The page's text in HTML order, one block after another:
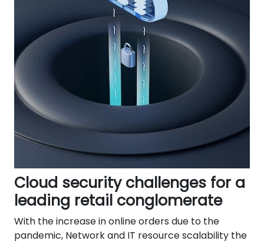
Cloud security challenges for a
leading retail conglomerate
With the increase in online orders due to the
pandemic, Network and IT resource scalability the